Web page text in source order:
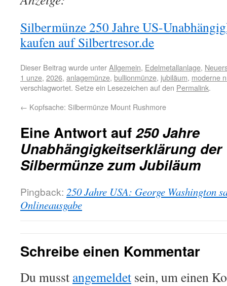
Silbermünze 250 Jahre US-
kaufen auf Silbertresor.de
Dieser Beitrag wurde unterAllgemein, Edelmetallanlage,
1 unze, 2026, anlagemünze, bullionmünze, jubiläum, moderne
verschlagwortet. Setze ein Lesezeichen auf den Permalink.
← Kopfsache: Silbermünze Mount Rushmore
Eine Antwort auf250 Jahre
Unabhängigkeitserklärung der
Silbermünze zum Jubiläum
Pingback: 250 Jahre USA: George Washington
Onlineausgabe
Schreibe einen Kommentar
Du musst angemeldet sein, um einen